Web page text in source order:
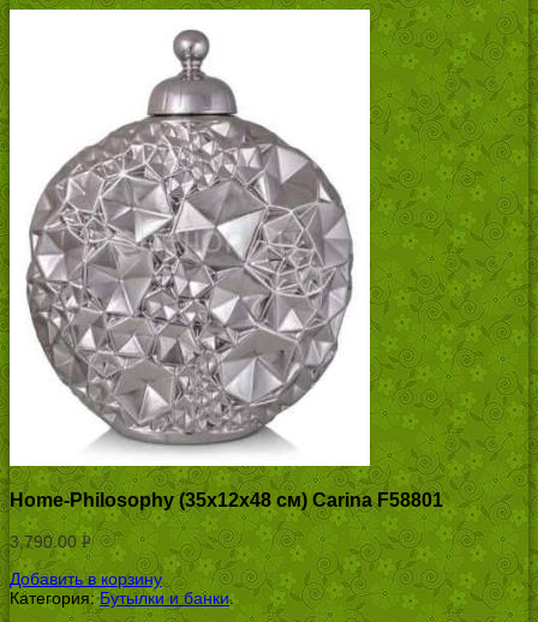
Home-Philosophy (35х12х48 см) Carina F58801
3,790.00 Р
УБ.
Добавить в корзину
Категория:Бутылки и банки.